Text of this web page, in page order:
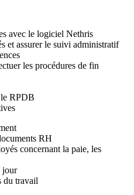
avec le logiciel Nethris
et assurer le suivi administratif
les procédures de fin
le RPDB
RH
concernant la paie, les
jour
du travail